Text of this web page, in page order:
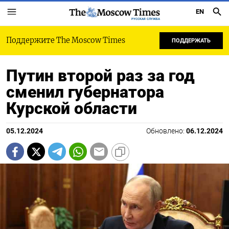
РУССКАЯ СЛУЖБА
EN
Поддержите The Moscow Times ПОДДЕРЖАТЬ
Путин второй раз за год
сменил губернатора
Курской области
05.12.2024 Обновлено: 06.12.2024